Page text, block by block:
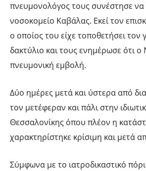
πνευμονολόγος τους συνέστησε
νοσοκομείο Καβάλας. Εκεί τον
ο οποίος του είχε τοποθετήσει τον
δακτύλιο και τους ενημέρωσε ότι ο
πνευμονική εμβολή.
Δύο ημέρες μετά και ύστερα από
τον μετέφεραν και πάλι στην
Θεσσαλονίκης όπου πλέον η
χαρακτηρίστηκε κρίσιμη και μετά
Σύμφωνα με το ιατροδικαστικό